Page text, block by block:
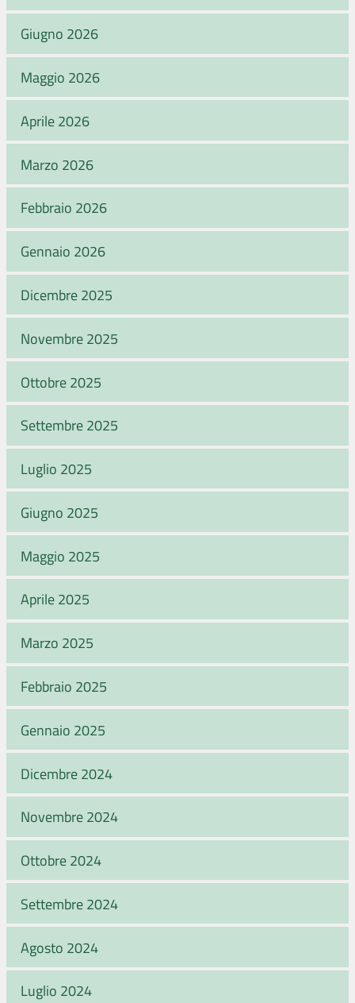
Giugno 2026
Maggio 2026
Aprile 2026
Marzo 2026
Febbraio 2026
Gennaio 2026
Dicembre 2025
Novembre 2025
Ottobre 2025
Settembre 2025
Luglio 2025
Giugno 2025
Maggio 2025
Aprile 2025
Marzo 2025
Febbraio 2025
Gennaio 2025
Dicembre 2024
Novembre 2024
Ottobre 2024
Settembre 2024
Agosto 2024
Luglio 2024